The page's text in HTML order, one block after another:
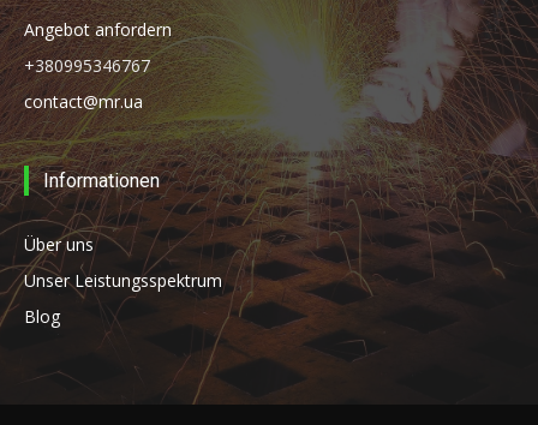
Angebot anfordern
+380995346767
contact@mr.ua
Informationen
Über uns
Unser Leistungsspektrum
Blog